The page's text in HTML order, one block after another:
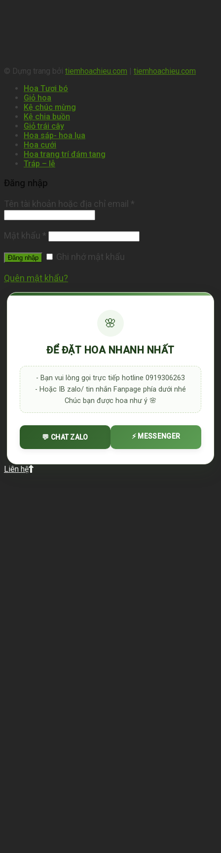
© Dựng trang bởi tiemhoachieu.com
tiemhoachieu.com
Hoa Tươi bó
Giỏ hoa
Kệ chúc mừng
Kệ chia buồn
Giỏ trái cây
Hoa sáp- hoa lụa
Hoa cưới
Hoa trang trí đám tang
Tráp – lễ
Đăng nhập
Tên tài khoản hoặc địa chỉ email *
Mật khẩu *
Đăng nhập Ghi nhớ mật khẩu
Quên mật khẩu?
🌸
ĐỂ ĐẶT HOA NHANH NHẤT
- Bạn vui lòng gọi trực tiếp hotline 0919306263
- Hoặc IB zalo/ tin nhắn Fanpage phía dưới nhé
Chúc bạn được hoa như ý 🌸
💬 CHAT ZALO ⚡ MESSENGER
Liên hệ